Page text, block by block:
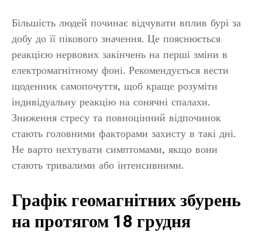
Більшість людей починає відчувати вплив бурі за
добу до її пікового значення. Це пояснюється
реакцією нервових закінчень на перші зміни в
електромагнітному фоні. Рекомендується вести
щоденник самопочуття, щоб краще розуміти
індивідуальну реакцію на сонячні спалахи.
Зниження стресу та повноцінний відпочинок
стають головними факторами захисту в такі дні.
Не варто нехтувати симптомами, якщо вони
стають тривалими або інтенсивними.
Графік геомагнітних збурень
на протягом 18 грудня